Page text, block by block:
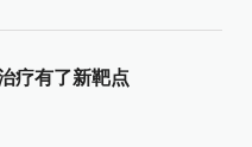
疗有了新靶点